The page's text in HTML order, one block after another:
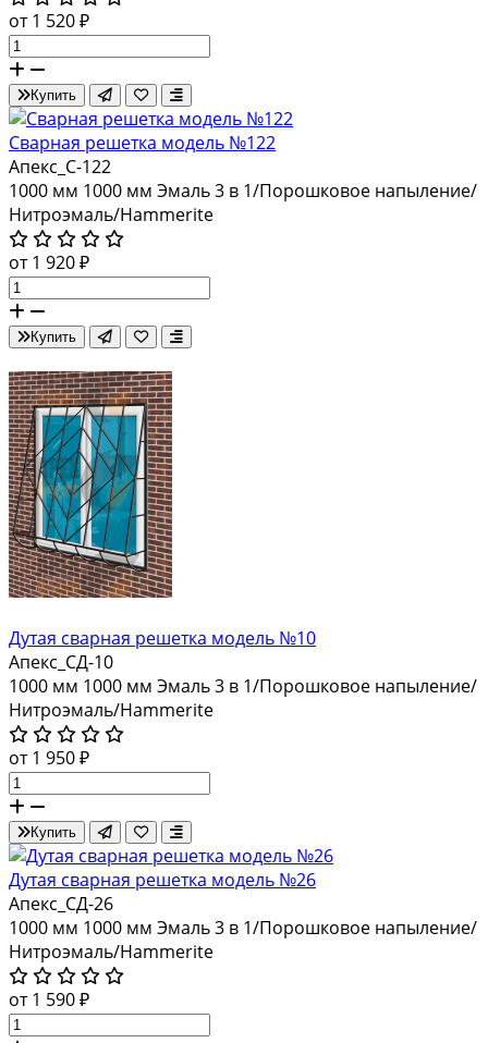
от 1 520 ₽
Купить
Сварная решетка модель №122
Апекс_С-122
1000 мм 1000 мм Эмаль 3 в 1/Порошковое напыление/
Нитроэмаль/Hammerite
от 1 920 ₽
Купить
Дутая сварная решетка модель №10
Апекс_СД-10
1000 мм 1000 мм Эмаль 3 в 1/Порошковое напыление/
Нитроэмаль/Hammerite
от 1 950 ₽
Купить
Дутая сварная решетка модель №26
Апекс_СД-26
1000 мм 1000 мм Эмаль 3 в 1/Порошковое напыление/
Нитроэмаль/Hammerite
от 1 590 ₽